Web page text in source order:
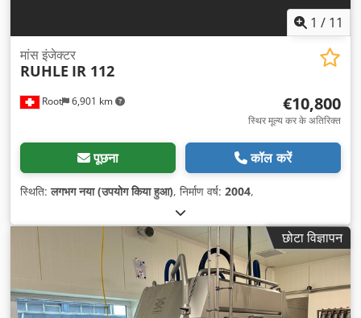
1 / 11
Root 6,901 km
मांस इंजेक्टर
RUHLE IR 112
€10,800
स्थिर मूल्य कर के अतिरिक्त
पूछना कॉल करें
स्थिति:लगभग नया (उपयोग किया हुआ), निर्माण वर्ष: 2004,
छोटा विज्ञापन